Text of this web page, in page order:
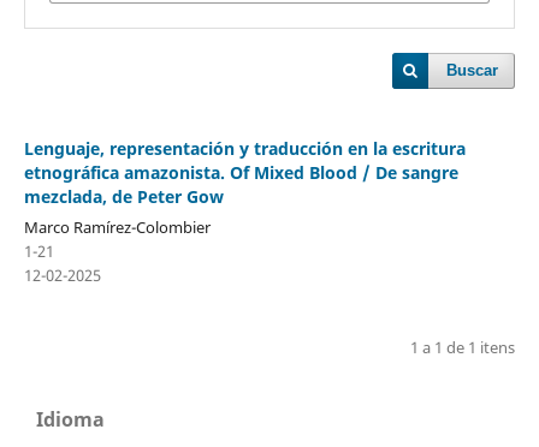
Buscar
Lenguaje, representación y traducción en la escritura
etnográfica amazonista. Of Mixed Blood / De sangre
mezclada, de Peter Gow
Marco Ramírez-Colombier
1-21
12-02-2025
1 a 1 de 1 itens
Idioma